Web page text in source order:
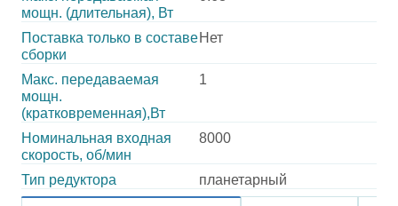
мощн. (длительная), Вт
Поставка только в составе
сборки
Нет
Макс. передаваемая
мощн.
(кратковременная),Вт
1
Номинальная входная
скорость, об/мин
8000
Тип редуктора планетарный